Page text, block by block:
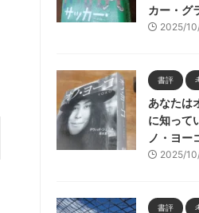
カー・グ
2025/
書評
あなたは
に知って
ノ・ヨー
2025/
書評